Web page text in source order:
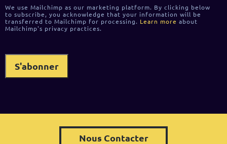
We use Mailchimp as our marketing platform. By clicking below
to subscribe, you acknowledge that your information will be
transferred to Mailchimp for processing. Learn more about
Mailchimp's privacy practices.
Nous Contacter